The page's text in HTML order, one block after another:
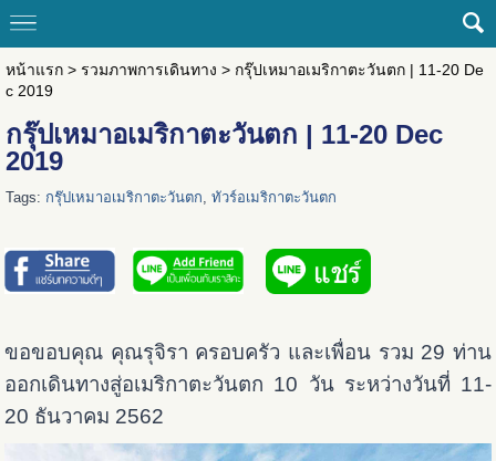
หน้าแรก> รวมภาพการเดินทาง > กรุ๊ปเหมาอเมริกาตะวันตก | 11-20 De
c 2019
กรุ๊ปเหมาอเมริกาตะวันตก | 11-20 Dec
2019
Tags: กรุ๊ปเหมาอเมริกาตะวันตก, ทัวร์อเมริกาตะวันตก
ขอขอบคุณ คุณรุจิรา ครอบครัว และเพื่อน รวม 29 ท่าน
ออกเดินทางสู่อเมริกาตะวันตก 10 วัน ระหว่างวันที่ 11-
20 ธันวาคม 2562